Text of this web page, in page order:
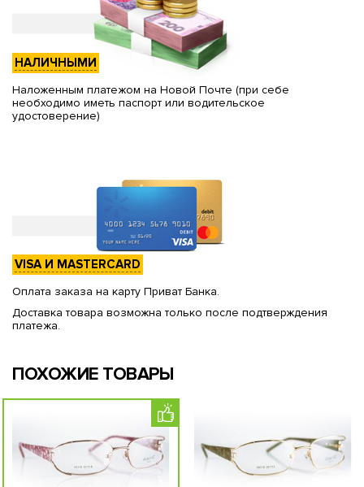
НАЛИЧНЫМИ
Наложенным платежом на Новой Почте (при себе
необходимо иметь паспорт или водительское
удостоверение)
VISA И MASTERCARD
Оплата заказа на карту Приват Банка.
Доставка товара возможна только после подтверждения
платежа.
ПОХОЖИЕ ТОВАРЫ